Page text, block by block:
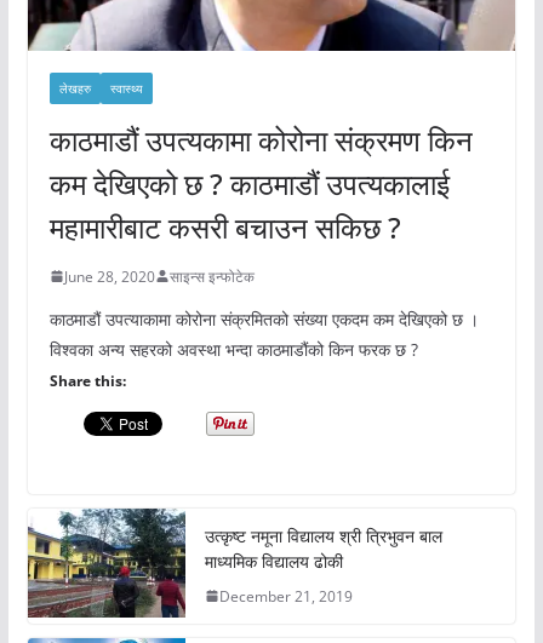
लेखहरु स्वास्थ्य
काठमाडौं उपत्यकामा कोरोना संक्रमण किन
कम देखिएको छ ? काठमाडौं उपत्यकालाई
महामारीबाट कसरी बचाउन सकिछ ?
June 28, 2020 साइन्स इन्फोटेक
काठमाडौं उपत्याकामा कोरोना संक्रमितको संख्या एकदम कम देखिएको छ ।
विश्वका अन्य सहरको अवस्था भन्दा काठमाडौंको किन फरक छ ?
Share this:
उत्कृष्ट नमूना विद्यालय श्री त्रिभुवन बाल
माध्यमिक विद्यालय ढोकी
December 21, 2019